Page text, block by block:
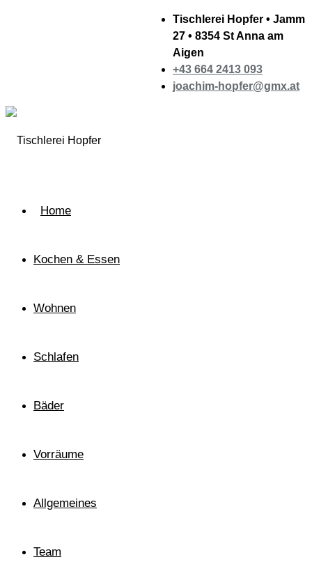
Tischlerei Hopfer • Jamm
27 • 8354 St Anna am
Aigen
+43 664 2413 093
joachim-hopfer@gmx.at
Home
Kochen & Essen
Wohnen
Schlafen
Bäder
Vorräume
Allgemeines
Team